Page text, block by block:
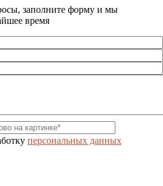
заполните форму и мы
время
персональных данных